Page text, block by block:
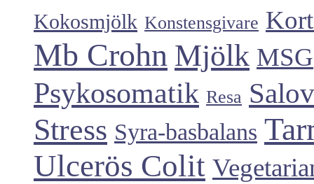
Kokosmjölk Konstensgivare
Mb Crohn Mjölk MSG
Psykosomatik Resa
Stress Syra-basbalans
Ulcerös Colit